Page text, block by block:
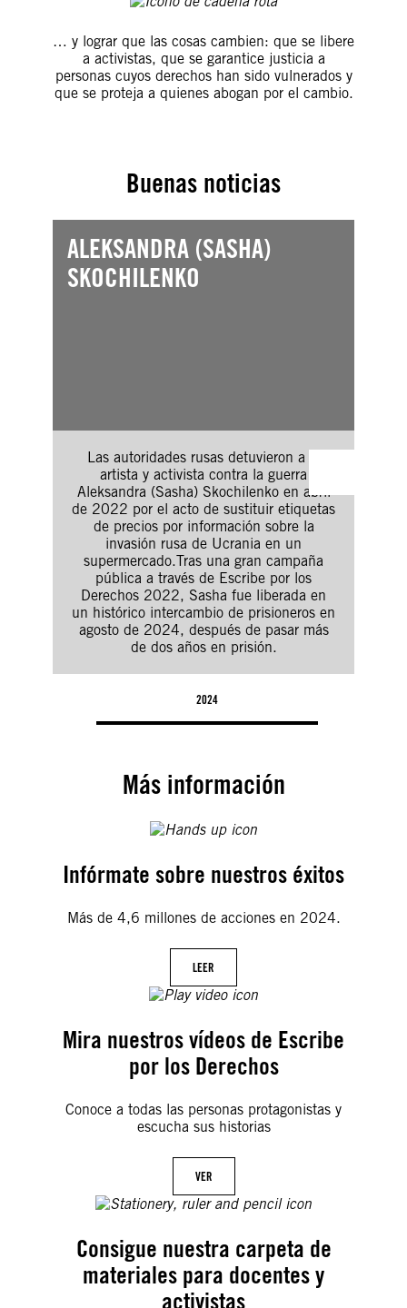
… y lograr que las cosas cambien: que se libere
a activistas, que se garantice justicia a
personas cuyos derechos han sido vulnerados y
que se proteja a quienes abogan por el cambio.
Buenas noticias
Las autoridades rusas detuvieron a la
artista y activista contra la guerra
Aleksandra (Sasha) Skochilenko en abril
de 2022 por el acto de sustituir etiquetas
de precios por información sobre la
invasión rusa de Ucrania en un
supermercado.Tras una gran campaña
pública a través de Escribe por los
Derechos 2022, Sasha fue liberada en
un histórico intercambio de prisioneros en
agosto de 2024, después de pasar más
de dos años en prisión.
ALEKSANDRA (SASHA)
SKOCHILENKO
2024
Más información
Infórmate sobre nuestros éxitos
Más de 4,6 millones de acciones en 2024.
LEER
Mira nuestros vídeos de Escribe
por los Derechos
Conoce a todas las personas protagonistas y
escucha sus historias
VER
Consigue nuestra carpeta de
materiales para docentes y
activistas